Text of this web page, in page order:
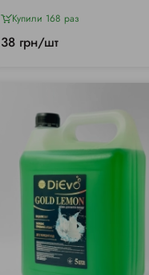
Купили 168 раз
38 грн/шт